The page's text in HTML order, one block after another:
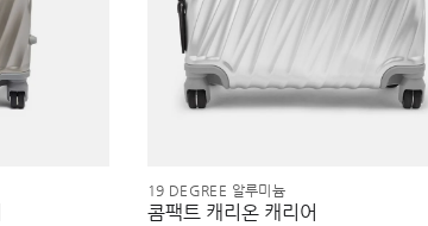
19 DEGREE 알루미늄
콤팩트 캐리온 캐리어